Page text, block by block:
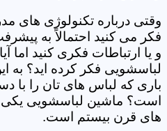
وقتی درباره تکنولوژی های
فکر می کنید احتمالاً به
و یا ارتباطات فکری کنید اما
لباسشویی فکر کرده اید؟ به
باری که لباس های تان را با
است؟ ماشین لباسشویی یکی
های قرن بیستم است.